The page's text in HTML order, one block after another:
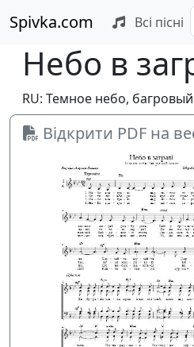
Spivka.com Всі пісні
Небо в
RU: Темное небо, багровый
Відкрити PDF на